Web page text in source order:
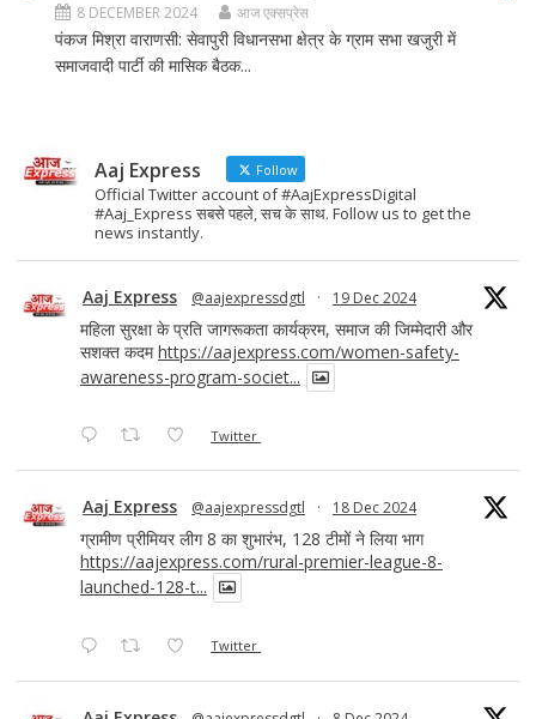
8 DECEMBER 2024 आज एक्सप्रेस
पंकज मिश्रा वाराणसी: सेवापुरी विधानसभा क्षेत्र के ग्राम सभा खजुरी में
समाजवादी पार्टी की मासिक बैठक...
Aaj Express Follow
Official Twitter account of #AajExpressDigital
#Aaj_Express सबसे पहले, सच के साथ. Follow us to get the
news instantly.
Aaj Express @aajexpressdgtl · 19 Dec 2024
महिला सुरक्षा के प्रति जागरूकता कार्यक्रम, समाज की जिम्मेदारी और
सशक्त कदमhttps://aajexpress.com/women-safety-
awareness-program-societ...
Twitter
Aaj Express @aajexpressdgtl · 18 Dec 2024
ग्रामीण प्रीमियर लीग 8 का शुभारंभ, 128 टीमों ने लिया भाग
https://aajexpress.com/rural-premier-league-8-
launched-128-t...
Twitter